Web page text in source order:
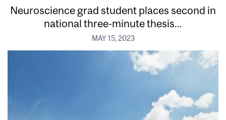
Neuroscience grad student places second in
national three-minute thesis...
MAY 15, 2023